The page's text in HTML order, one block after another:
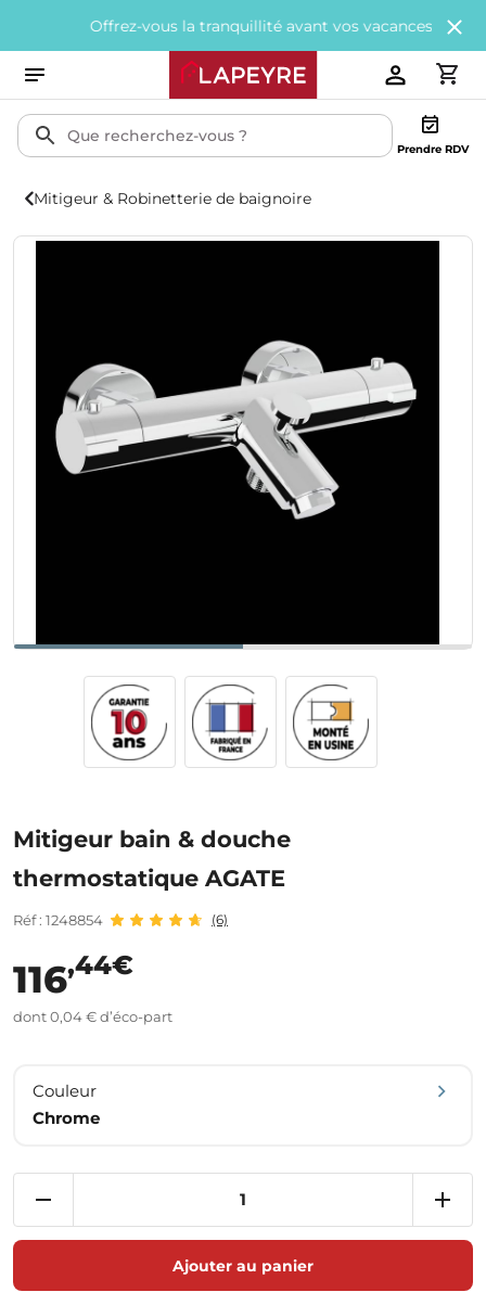
Offrez-vous la tranquillité avant vos vacances avec200€
Prendre RDV
Mitigeur & Robinetterie de baignoire
Mitigeur bain & douche
thermostatique AGATE
Réf : 1248854 (6)
116,44€
dont 0,04 € d’éco-part
Couleur
Chrome
Ajouter au panier